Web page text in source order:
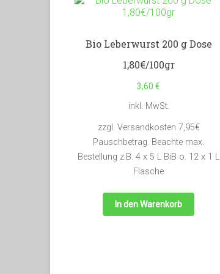
Bio Leberwurst 200 g Dose
1,80€/100gr
3,60€
inkl. MwSt.
zzgl. Versandkosten 7,95€
Pauschbetrag. Beachte max.
Bestellung z.B. 4 x 5 L BiB o. 12 x 1 L
Flasche
In den Warenkorb